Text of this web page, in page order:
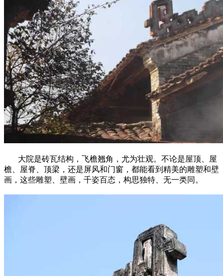
大院是砖瓦结构，飞檐翘角，尤为壮观。不论是屋顶、屋
檐、屋脊、顶梁，还是屏风和门窗，都能看到精美的雕塑和壁
画，这些雕塑、壁画，千姿百态，构思独特、无一类同。